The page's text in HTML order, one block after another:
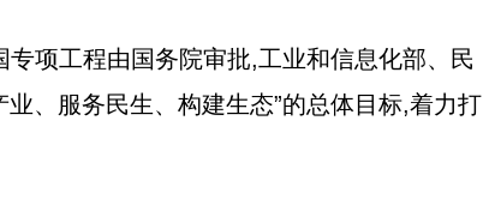
项工程由国务院审批,工业和信息化部、民
、服务民生、构建生态”的总体目标,着力打